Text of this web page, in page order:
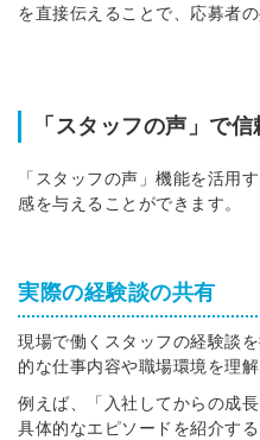
を直接伝えることで、応募者
「スタッフの声」で
「スタッフの声」機能を活用
感を与えることができます。
実際の経験談の共有
現場で働くスタッフの経験談
的な仕事内容や職場環境を理解
例えば、「入社してからの成
具体的なエピソードを紹介す